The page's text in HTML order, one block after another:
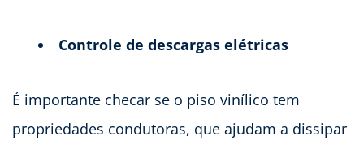
Controle de descargas elétricas
É importante checar se o piso vinílico tem
propriedades condutoras, que ajudam a dissipar